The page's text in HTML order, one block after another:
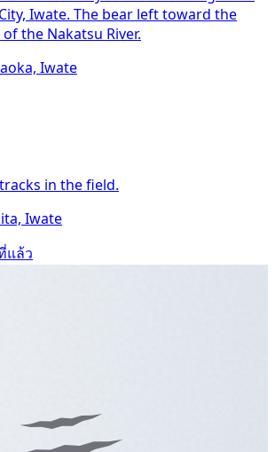
Iwate. The bear left toward the
the Nakatsu River.
Iwate
in the field.
Iwate
แล้ว